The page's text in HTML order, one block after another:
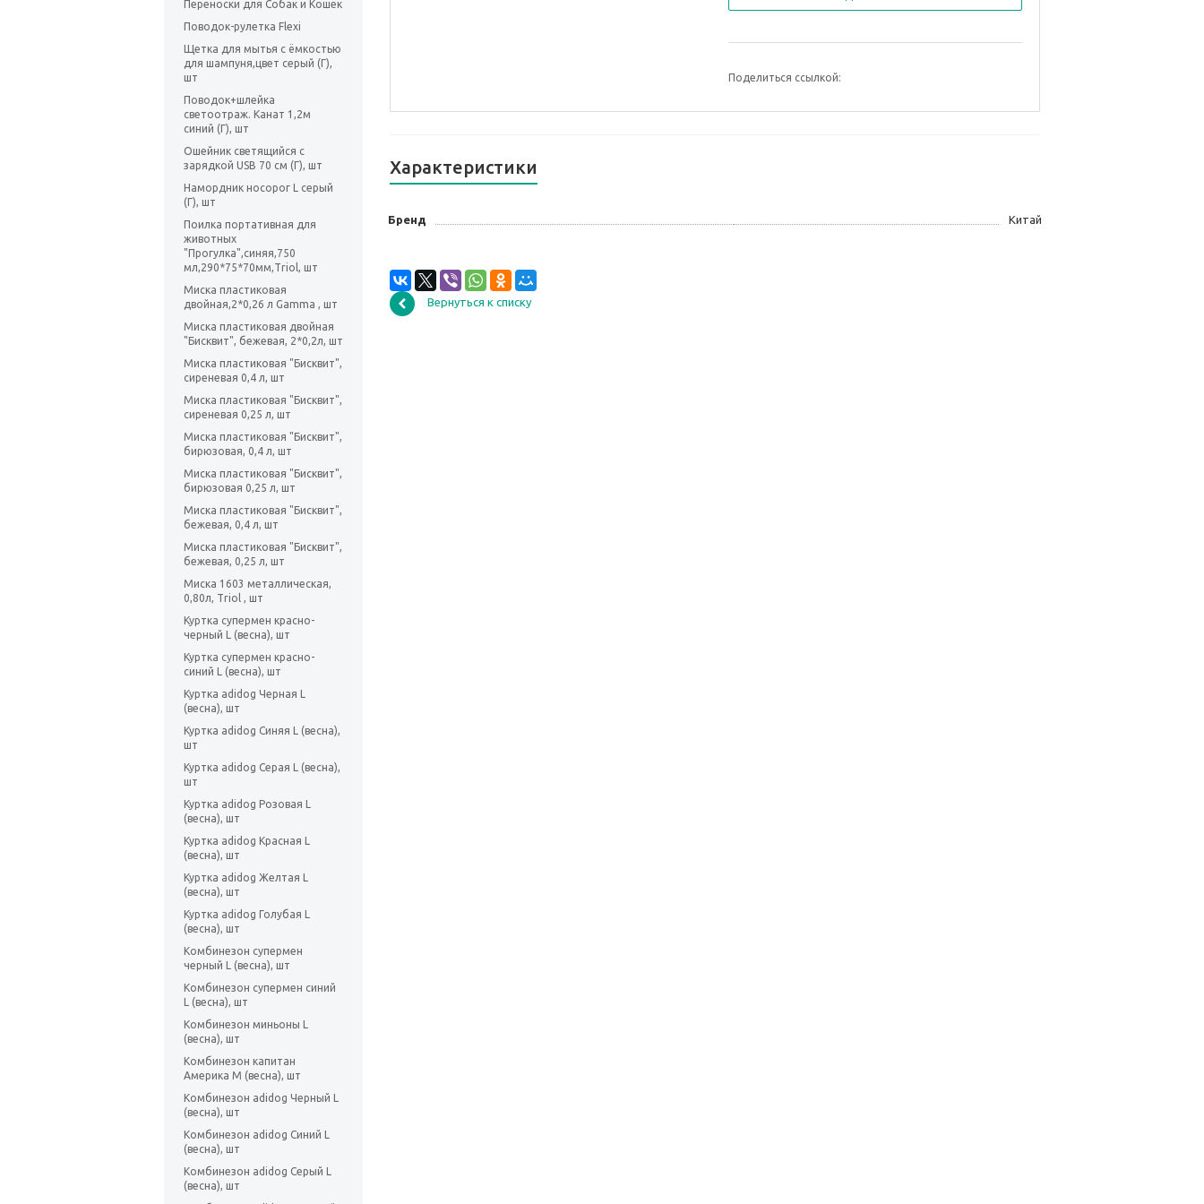
Переноски для Собак и Кошек
Поводок-рулетка Flexi
Щетка для мытья с ёмкостью
для шампуня,цвет серый (Г),
шт
Поводок+шлейка
светоотраж. Канат 1,2м
синий (Г), шт
Ошейник светящийся с
зарядкой USB 70 см (Г), шт
Намордник носорог L серый
(Г), шт
Поилка портативная для
животных
"Прогулка",синяя,750
мл,290*75*70мм,Triol, шт
Миска пластиковая
двойная,2*0,26 л Gamma , шт
Миска пластиковая двойная
"Бисквит", бежевая, 2*0,2л, шт
Миска пластиковая "Бисквит",
сиреневая 0,4 л, шт
Миска пластиковая "Бисквит",
сиреневая 0,25 л, шт
Миска пластиковая "Бисквит",
бирюзовая, 0,4 л, шт
Миска пластиковая "Бисквит",
бирюзовая 0,25 л, шт
Миска пластиковая "Бисквит",
бежевая, 0,4 л, шт
Миска пластиковая "Бисквит",
бежевая, 0,25 л, шт
Миска 1603 металлическая,
0,80л, Triol , шт
Куртка супермен красно-
черный L (весна), шт
Куртка супермен красно-
синий L (весна), шт
Куртка adidog Черная L
(весна), шт
Куртка adidog Синяя L (весна),
шт
Куртка adidog Серая L (весна),
шт
Куртка adidog Розовая L
(весна), шт
Куртка adidog Красная L
(весна), шт
Куртка adidog Желтая L
(весна), шт
Куртка adidog Голубая L
(весна), шт
Комбинезон супермен
черный L (весна), шт
Комбинезон супермен синий
L (весна), шт
Комбинезон миньоны L
(весна), шт
Комбинезон капитан
Америка M (весна), шт
Комбинезон adidog Черный L
(весна), шт
Комбинезон adidog Синий L
(весна), шт
Комбинезон adidog Серый L
(весна), шт
Поделиться ссылкой:
Характеристики
Бренд Китай
Вернуться к списку